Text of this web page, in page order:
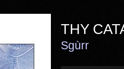
THY
Sgùrr